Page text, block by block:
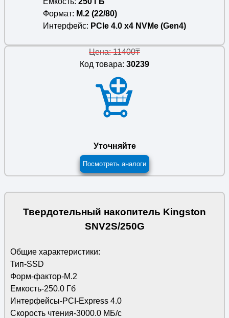
Формат
M.2 (22/80)
Интерфейс
PCIe 4.0 x4 NVMe (Gen4)
Цена: 11400₸
Код товара: 30239
Уточняйте
Посмотреть аналоги
Твердотельный накопитель Kingston
SNV2S/250G
Общие характеристики:
Тип-SSD
Форм-фактор-M.2
Емкость-250.0 Гб
Интерфейсы-PCI-Express 4.0
Скорость чтения-3000.0 МБ/с